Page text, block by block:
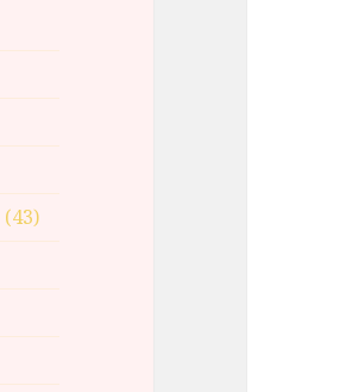
(43)